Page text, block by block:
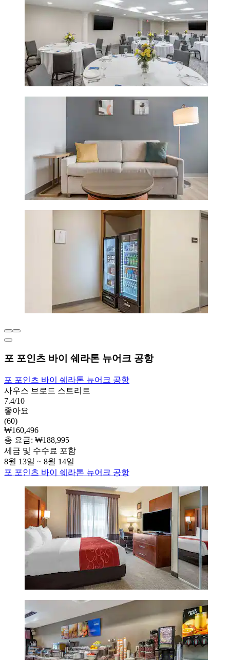
포 포인츠 바이 쉐라톤 뉴어크 공항
포 포인츠 바이 쉐라톤 뉴어크 공항
사우스 브로드 스트리트
7.4/10
좋아요
(60)
₩160,496
총 요금: ₩188,995
세금 및 수수료 포함
8월 13일 ~ 8월 14일
포 포인츠 바이 쉐라톤 뉴어크 공항